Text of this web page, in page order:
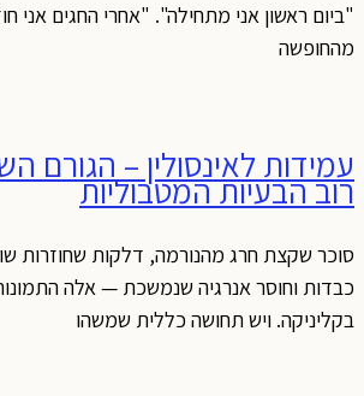
"ביום ראשון אני מתחילה". "אחרי החגים אני
מהחופשה
עמידות לאינסולין – הגורם
רוב הבעיות המטבוליות
סוכר שקצת חרג מהנורמה, דלקות שחוזרות
כבדות וחוסר אנרגיה שנמשכת — אלה
בקליניקה. ויש תחושה כללית שמשהו